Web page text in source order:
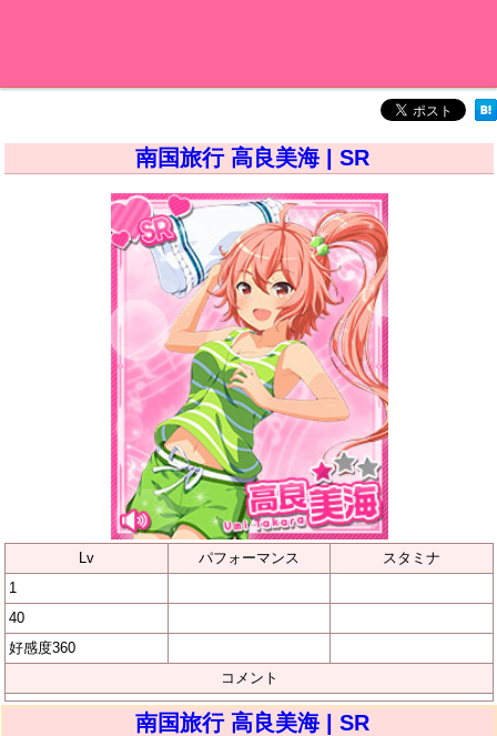
南国旅行 高良美海 | SR
Lv パフォーマンス
スタミナ
1
40
好感度360
コメント
南国旅行 高良美海 | SR